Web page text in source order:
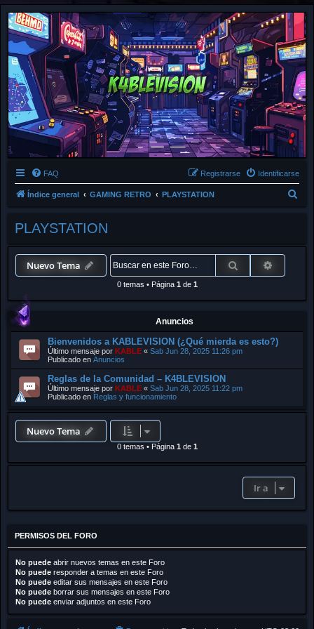
FAQ Identificarse
Registrarse
Índice general GAMING RETRO PLAYSTATION
PLAYSTATION
Nuevo Tema Buscar
0 temas • Página 1 de 1
Anuncios
Bienvenidos a KABLEVISION (¿Qué mierda es esto?)
Último mensaje por KABLE « Sab Jun 28, 2025 11:26 pm
Publicado en Anuncios
Reglas de la Comunidad – K4BLEVISION
Último mensaje por KABLE « Sab Jun 28, 2025 11:22 pm
Publicado en Reglas y funcionamiento
Nuevo Tema
0 temas • Página 1 de 1
Ir a
PERMISOS DEL FORO
No puede abrir nuevos temas en este Foro
No puede responder a temas en este Foro
No puede editar sus mensajes en este Foro
No puede borrar sus mensajes en este Foro
No puede enviar adjuntos en este Foro